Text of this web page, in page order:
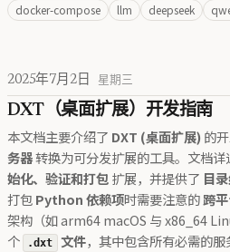
docker-compose
llm deepseek
2025年7月2日 星期三
DXT（桌面扩展）开发指南
本文档主要介绍了 DXT (桌面扩展) 的
务器转换为可分发扩展的工具。文档
始化、验证和打包扩展，并提供了 目
打包Python 依赖项时需要注意的跨
架构（如 arm64 macOS 与 x86_64
个
.dxt 文件，其中包含所有必需的